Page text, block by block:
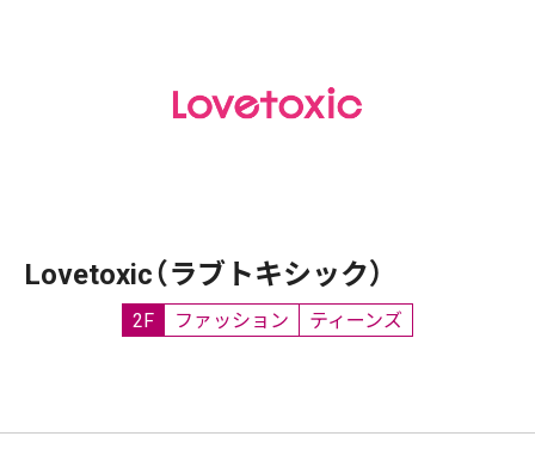
Lovetoxic（ラブトキシック）
2F ファッション ティーンズ